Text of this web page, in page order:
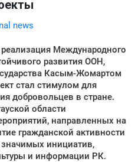
news
Международного
развития ООН,
Касым-Жомартом
стал стимулом для
добровольцев в стране.
области
направленных на
гражданской активности
инициатив,
и информации РК.